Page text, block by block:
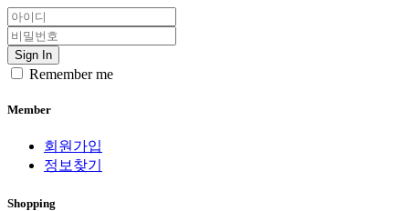
Sign In
Remember me
Member
회원가입
정보찾기
Shopping